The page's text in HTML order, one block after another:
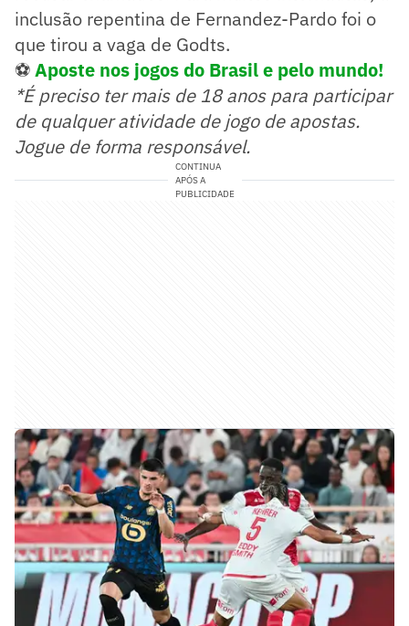
inclusão repentina de Fernandez-Pardo foi o
que tirou a vaga de Godts.
⚽Aposte nos jogos do Brasil e pelo mundo!
*É preciso ter mais de 18 anos para participar
de qualquer atividade de jogo de apostas.
Jogue de forma responsável.
CONTINUA
APÓS A
PUBLICIDADE